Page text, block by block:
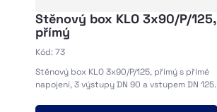
Stěnový box KLO 3x90/P/125,
přímý
Kód: 73
Stěnový box KLO 3x90/P/125, přímý s přímé
napojení, 3 výstupy DN 90 a vstupem DN 125.